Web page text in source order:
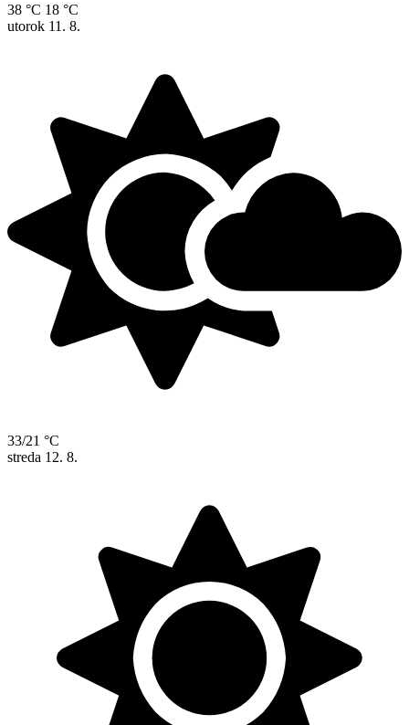
38 °C 18 °C
utorok 11. 8.
33/21 °C
streda 12. 8.